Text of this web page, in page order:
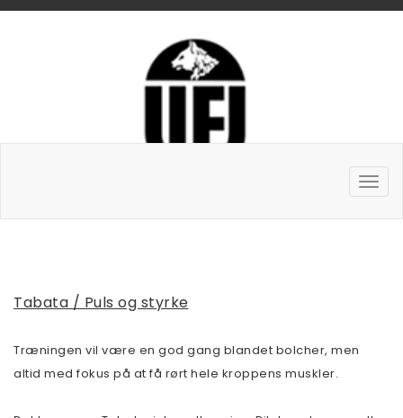
Tabata / Puls og styrke
Træningen vil være en god gang blandet bolcher, men
altid med fokus på at få rørt hele kroppens muskler.